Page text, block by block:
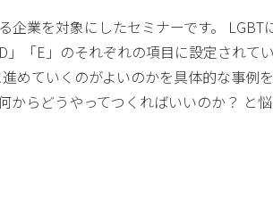
業を対象にしたセミナーです。 LGBT
「E」のそれぞれの項目に設定されて
めていくのがよいのかを具体的な事例
からどうやってつくればいいのか？ と